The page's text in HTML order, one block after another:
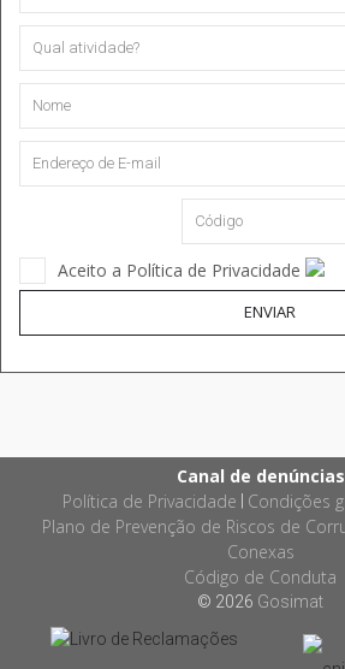
Aceito a Política de Privacidade
ENVIAR
Canal de denúncias
Política de Privacidade Condições
Plano de Prevenção de Riscos de
Conexas
Código de Conduta
© 2026 Gosimat